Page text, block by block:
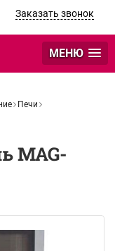
Заказать звонок
МЕНЮ
Печи
MAG-